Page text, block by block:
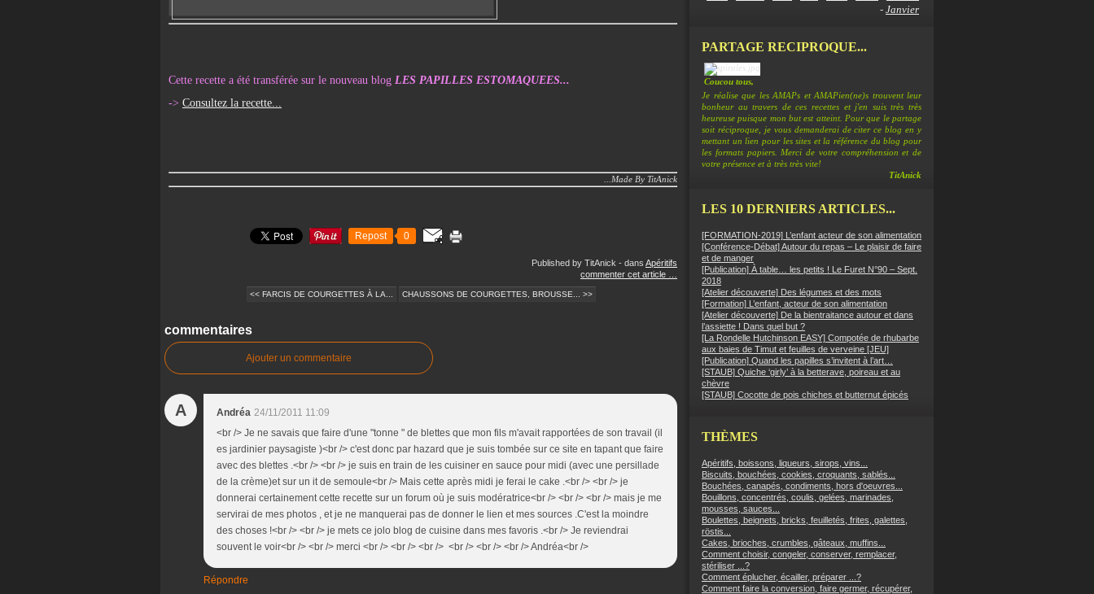
Cette recette a été transférée sur le nouveau blog LES PAPILLES ESTOMAQUEES...
-> Consultez la recette...
...Made By TitAnick
Repost 0
Published by TitAnick - dans Apéritifs
commenter cet article
<< FARCIS DE COURGETTES À LA... CHAUSSONS DE COURGETTES, BROUSSE... >>
commentaires
Ajouter un commentaire
A Andréa 24/11/2011 11:09
<br /> Je ne savais que faire d'une "tonne " de blettes que mon fils m'avait rapportées de son travail (il
es jardinier paysagiste )<br /> c'est donc par hazard que je suis tombée sur ce site en tapant que faire
avec des blettes .<br /> <br /> je suis en train de les cuisiner en sauce pour midi (avec une persillade
de la crème)et sur un it de semoule<br /> Mais cette après midi je ferai le cake .<br /> <br /> je
donnerai certainement cette recette sur un forum où je suis modératrice<br /> <br /> <br /> mais je me
servirai de mes photos , et je ne manquerai pas de donner le lien et mes sources .C'est la moindre
des choses !<br /> <br /> je mets ce jolo blog de cuisine dans mes favoris .<br /> Je reviendrai
souvent le voir<br /> <br /> merci <br /> <br /> <br /> <br /> <br /> <br /> Andréa<br />
Répondre
- Janvier
PARTAGE RECIPROQUE...
Coucou tous,
Je réalise que les AMAPs et AMAPien(ne)s trouvent leur
bonheur au travers de ces recettes et j'en suis très très
heureuse puisque mon but est atteint. Pour que le partage
soit réciproque, je vous demanderai de citer ce blog en y
mettant un lien pour les sites et la référence du blog pour
les formats papiers. Merci de votre compréhension et de
votre présence et à très très vite!
TitAnick
LES 10 DERNIERS ARTICLES...
[FORMATION-2019] L’enfant acteur de son alimentation
[Conférence-Débat] Autour du repas – Le plaisir de faire
et de manger
[Publication] À table… les petits ! Le Furet N°90 – Sept.
2018
[Atelier découverte] Des légumes et des mots
[Formation] L’enfant, acteur de son alimentation
[Atelier découverte] De la bientraitance autour et dans
l’assiette ! Dans quel but ?
[La Rondelle Hutchinson EASY] Compotée de rhubarbe
aux baies de Timut et feuilles de verveine [JEU]
[Publication] Quand les papilles s’invitent à l’art…
[STAUB] Quiche ‘girly’ à la betterave, poireau et au
chèvre
[STAUB] Cocotte de pois chiches et butternut épicés
THÈMES
Apéritifs, boissons, liqueurs, sirops, vins...
Biscuits, bouchées, cookies, croquants, sablés...
Bouchées, canapés, condiments, hors d'oeuvres...
Bouillons, concentrés, coulis, gelées, marinades,
mousses, sauces...
Boulettes, beignets, bricks, feuilletés, frites, galettes,
röstis...
Cakes, brioches, crumbles, gâteaux, muffins...
Comment choisir, congeler, conserver, remplacer,
stériliser ...?
Comment éplucher, écailler, préparer ...?
Comment faire la conversion, faire germer, récupérer,